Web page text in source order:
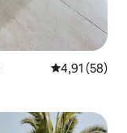
Prosječna
4,91 (58)